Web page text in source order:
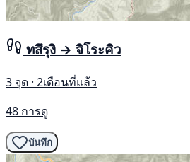
ทสึรุงิ → จิโระคิว
3 จุด · 2เดือนที่แล้ว
48 การดู
บันทึก